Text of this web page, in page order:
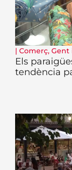
| Comerç, Gent
Els
tendència